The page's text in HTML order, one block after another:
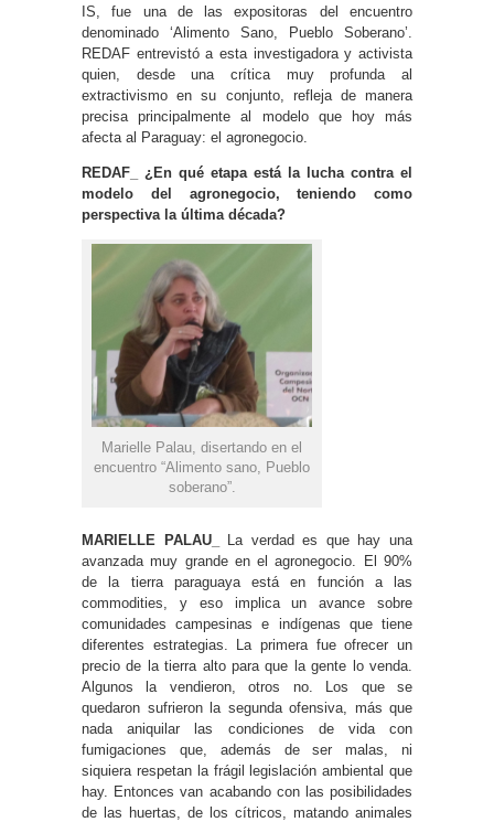
IS, fue una de las expositoras del encuentro
denominado ‘Alimento Sano, Pueblo Soberano’.
REDAF entrevistó a esta investigadora y activista
quien, desde una crítica muy profunda al
extractivismo en su conjunto, refleja de manera
precisa principalmente al modelo que hoy más
afecta al Paraguay: el agronegocio.
REDAF_ ¿En qué etapa está la lucha contra el
modelo del agronegocio, teniendo como
perspectiva la última década?
Marielle Palau, disertando en el
encuentro “Alimento sano, Pueblo
soberano”.
MARIELLE PALAU_
La verdad es que hay una
avanzada muy grande en el agronegocio. El 90%
de la tierra paraguaya está en función a las
commodities, y eso implica un avance sobre
comunidades campesinas e indígenas que tiene
diferentes estrategias. La primera fue ofrecer un
precio de la tierra alto para que la gente lo venda.
Algunos la vendieron, otros no. Los que se
quedaron sufrieron la segunda ofensiva, más que
nada aniquilar las condiciones de vida con
fumigaciones que, además de ser malas, ni
siquiera respetan la frágil legislación ambiental que
hay. Entonces van acabando con las posibilidades
de las huertas, de los cítricos, matando animales